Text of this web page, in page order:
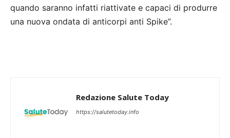
quando saranno infatti riattivate e capaci di produrre
una nuova ondata di anticorpi anti Spike”.
Redazione Salute Today
https://salutetoday.info